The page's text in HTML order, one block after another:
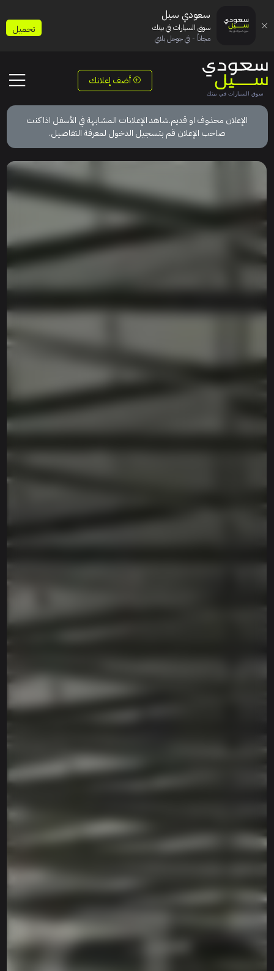
أضف إعلانك
الإعلان محذوف او قديم.شاهد الإعلانات المشابهة في الأسفل اذا كنت
صاحب الإعلان قم بتسجيل الدخول لمعرفة التفاصيل.
سعودي سيل
سوق السيارات في بيتك
مجاناً - في جوجل بلاي
تحميل